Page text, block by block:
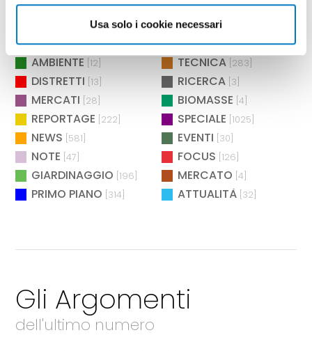
Usa solo i cookie necessari
MANUTENZIONE [2] ASPETTANDO L'EIMA [4]
[2] AGROENERGIA
BIOENERGIA [26] MANIFESTAZIONI [73]
AMBIENTE [12] TECNICA [283]
DISTRETTI [13] RICERCA [3]
MERCATI [28] BIOMASSE [4]
REPORTAGE [222] SPECIALE [1025]
NEWS [581] EVENTI [30]
NOTE [47] FOCUS [126]
GIARDINAGGIO [196] MERCATO [4]
PRIMO PIANO [314] ATTUALITÀ [32]
Gli Argomenti
dell'ultimo numero